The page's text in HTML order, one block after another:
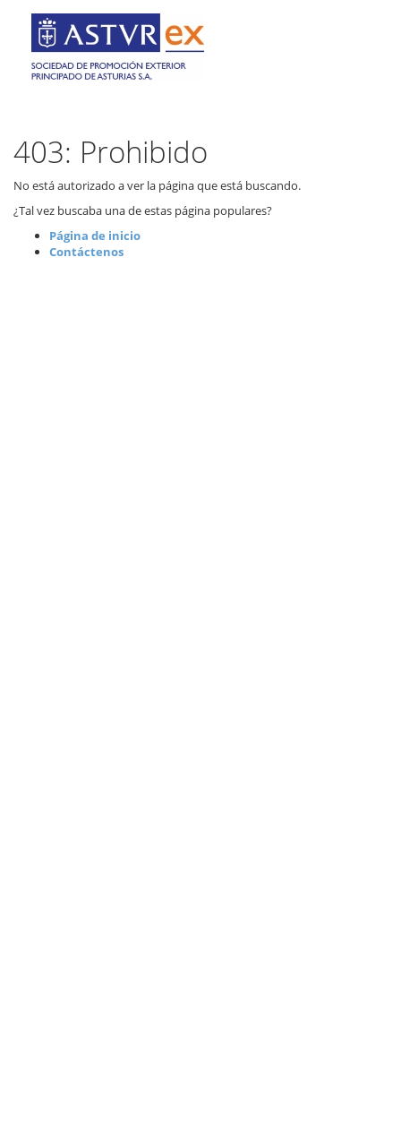
403: Prohibido
No está autorizado a ver la página que está buscando.
¿Tal vez buscaba una de estas página populares?
Página de inicio
Contáctenos